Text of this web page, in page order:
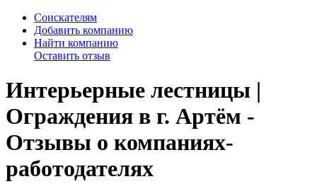
Соискателям
Добавить компанию
Найти компанию
Оставить отзыв
Интерьерные лестницы |
Ограждения в г. Артём -
Отзывы о компаниях-
работодателях